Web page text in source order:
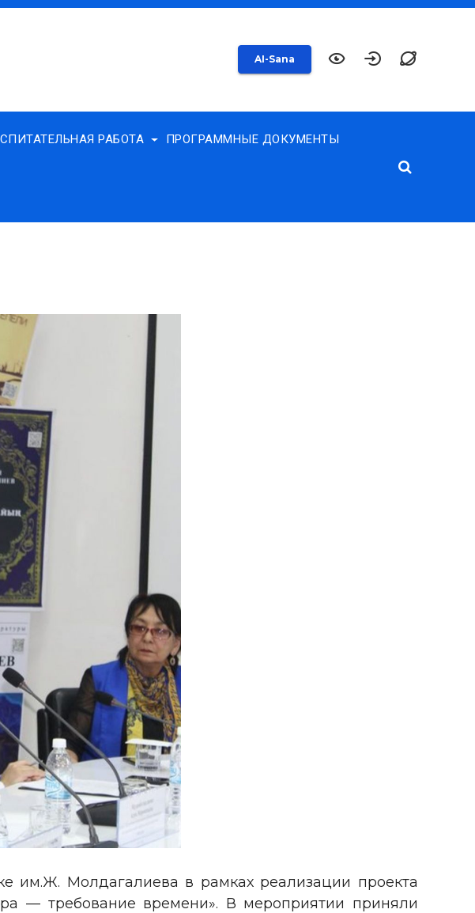
AI-Sana
РАБОТА ПРОГРАММНЫЕ ДОКУМЕНТЫ
им.Ж. Молдагалиева в рамках реализации проекта
— требование времени». В мероприятии приняли